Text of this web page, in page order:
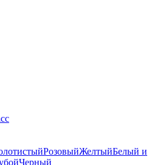
РозовыйЖелтыйБелый и
Черный